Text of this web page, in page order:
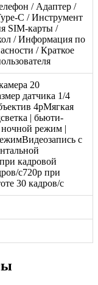
/ Адаптер /
C / Инструмент
SIM-карты /
/ Информация по
/ Краткое
20
датчика 1/4
4pМягкая
| бьюти-
режим |
с
кадровой
с720p при
30 кадров/с